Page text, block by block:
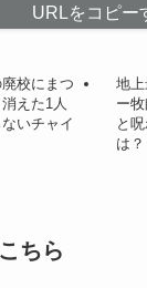
URLをコピー
校にまつ
えた1人
いチャイ
地
ー
と
は？
ちら